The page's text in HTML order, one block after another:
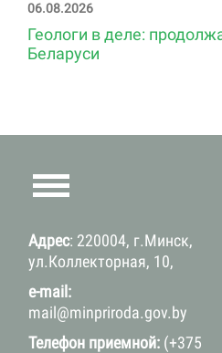
06.08.2026
Геологи в деле:
Беларуси
Адрес: 220004, г.Минск,
ул.Коллекторная, 10,
e-mail:
mail@minpriroda.gov.by
Телефон приемной: (+375